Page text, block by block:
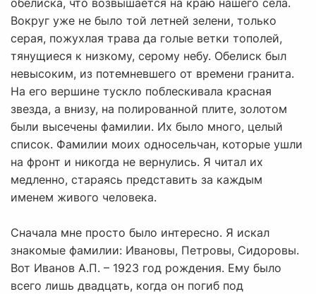
обелиска, что возвышается на краю нашего села.
Вокруг уже не было той летней зелени, только
серая, пожухлая трава да голые ветки тополей,
тянущиеся к низкому, серому небу. Обелиск был
невысоким, из потемневшего от времени гранита.
На его вершине тускло поблескивала красная
звезда, а внизу, на полированной плите, золотом
были высечены фамилии. Их было много, целый
список. Фамилии моих односельчан, которые ушли
на фронт и никогда не вернулись. Я читал их
медленно, стараясь представить за каждым
именем живого человека.
Сначала мне просто было интересно. Я искал
знакомые фамилии: Ивановы, Петровы, Сидоровы.
Вот Иванов А.П. – 1923 год рождения. Ему было
всего лишь двадцать, когда он погиб под